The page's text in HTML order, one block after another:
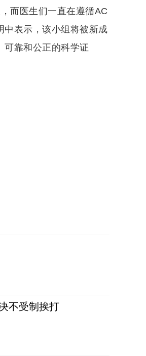
而医生们一直在遵循AC
中表示，该小组将被新成
可靠和公正的科学证
不受制挨打